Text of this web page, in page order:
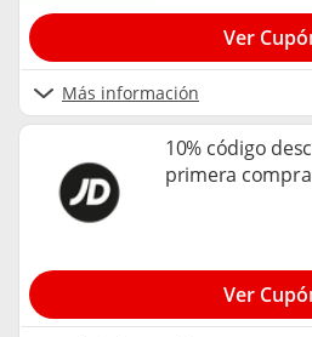
Más información
Ver
10% código
primera compra
Ver